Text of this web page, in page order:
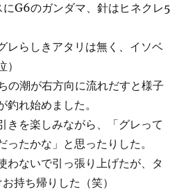
G6のガンダマ、針はヒネクレ5
レらしきアタリは無く、イソベ
の潮が右方向に流れだすと様子
釣れ始めました。
きを楽しみながら、「グレって
ったかな」と思ったりした。
わないで引っ張り上げたが、タ
持ち帰りした（笑）